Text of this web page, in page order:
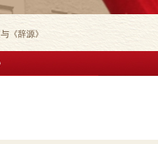
《辞源》